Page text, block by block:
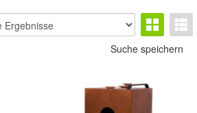
Suche speichern